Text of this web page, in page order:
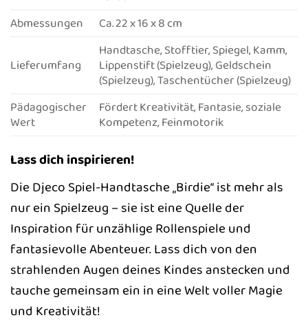
Abmessungen
Ca. 22 x 16 x 8 cm
Lieferumfang
Handtasche, Stofftier, Spiegel, Kamm,
Lippenstift (Spielzeug), Geldschein
(Spielzeug), Taschentücher (Spielzeug)
Pädagogischer
Wert
Fördert Kreativität, Fantasie, soziale
Kompetenz, Feinmotorik
Lass dich inspirieren!
Die Djeco Spiel-Handtasche „Birdie“ ist mehr als
nur ein Spielzeug – sie ist eine Quelle der
Inspiration für unzählige Rollenspiele und
fantasievolle Abenteuer. Lass dich von den
strahlenden Augen deines Kindes anstecken und
tauche gemeinsam ein in eine Welt voller Magie
und Kreativität!